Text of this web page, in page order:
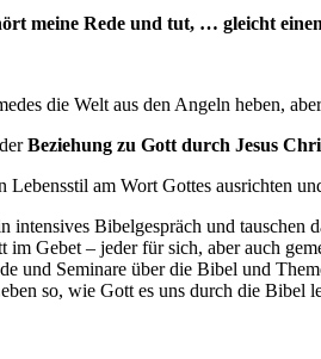
meine Rede und tut, … gleicht
die Welt aus den Angeln heben,
Beziehung zu Gott durch Jesus
am Wort Gottes ausrichten
intensives Bibelgespräch und tauschen
im Gebet – jeder für sich, aber auch
und Seminare über die Bibel und
so, wie Gott es uns durch die Bibel